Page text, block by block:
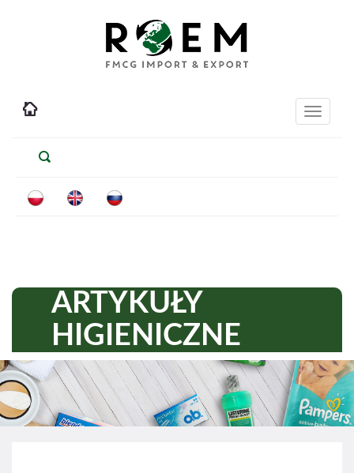
Toggle
ARTYKUŁY
HIGIENICZNE